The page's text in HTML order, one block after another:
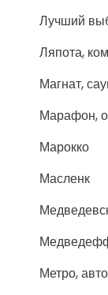
Лучший
Ляпота,
Магнат,
Марафон,
Марокко
Масленк
Метро,